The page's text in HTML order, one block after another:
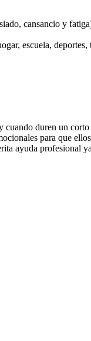
cansancio y
escuela, deportes,
cuando duren un
para que
ayuda profesional